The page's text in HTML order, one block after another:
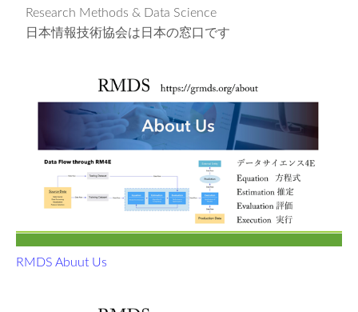
Research Methods & Data Science
日本情報技術協会は日本の窓口です
RMDS Abuut Us